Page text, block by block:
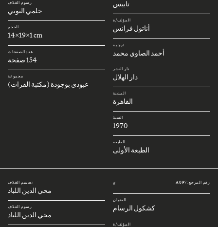
تاييس
المؤلف/ة
أناتول فرانس
ترجمة
أحمد الصاوي محمد
دار النشر
دار الهلال
المدينة
القاهرة
السنة
1970
الطبعة
الطبعة الأولى
رسوم الغلاف
حلمي التوني
الحجم
14x19x1 cm
عدد الصفحات
154 صفحة
مجموعة
عبودي بوجودة (مكتبة الفرات)
رقم المرجع: A097 #
العنوان
كشكول الرسام
المؤلف/ة
تصميم الغلاف
محي الدين اللباد
رسوم الغلاف
محي الدين اللباد